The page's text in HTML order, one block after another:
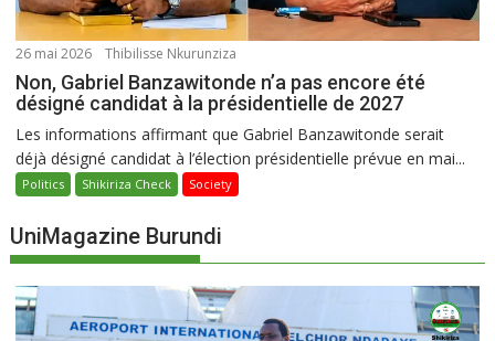
26 mai 2026 Thibilisse Nkurunziza
Non, Gabriel Banzawitonde n’a pas encore été
désigné candidat à la présidentielle de 2027
Les informations affirmant que Gabriel Banzawitonde serait
déjà désigné candidat à l’élection présidentielle prévue en mai...
Politics Shikiriza Check Society
UniMagazine Burundi